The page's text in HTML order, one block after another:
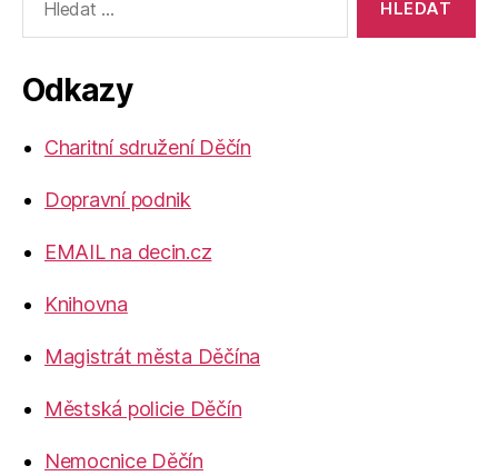
vyhledávání:
Odkazy
Charitní sdružení Děčín
Dopravní podnik
EMAIL na decin.cz
Knihovna
Magistrát města Děčína
Městská policie Děčín
Nemocnice Děčín